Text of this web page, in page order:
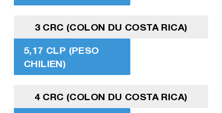
3 CRC (COLON DU COSTA RICA)
5,17 CLP (PESO
CHILIEN)
4 CRC (COLON DU COSTA RICA)